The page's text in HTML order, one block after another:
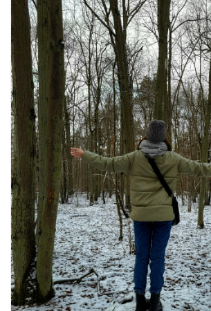
रामेश्वरम यात्रा गाइड: पवित्र तीर्थ स्थल, दर्शन
July 30, 2026 1 Comment
खाने के शौकीनों के लिए
स्वादिष्ट व्यंजन
August 6, 2026 1